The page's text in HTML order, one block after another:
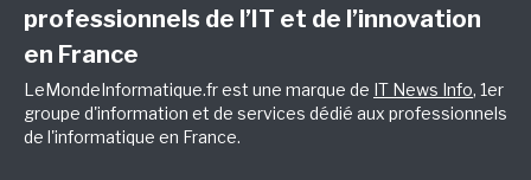
professionnels de l’IT et de l’innovation
en France
LeMondeInformatique.fr est une marque de IT News Info, 1er
groupe d'information et de services dédié aux professionnels
de l'informatique en France.